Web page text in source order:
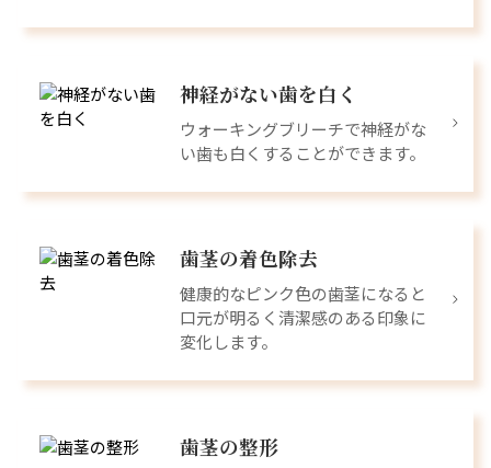
神経がない歯を白く
ウォーキングブリーチで神経がな
い歯も白くすることができます。
歯茎の着色除去
健康的なピンク色の歯茎になると
口元が明るく清潔感のある印象に
変化します。
歯茎の整形